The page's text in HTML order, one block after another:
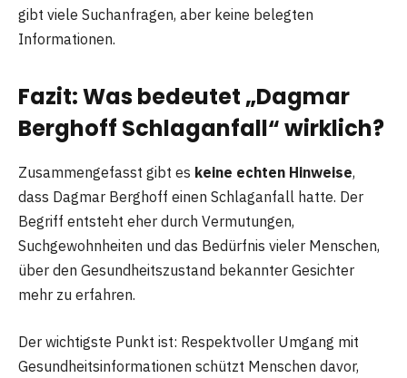
gibt viele Suchanfragen, aber keine belegten
Informationen.
Fazit: Was bedeutet „Dagmar
Berghoff Schlaganfall“ wirklich?
Zusammengefasst gibt es keine echten Hinweise,
dass Dagmar Berghoff einen Schlaganfall hatte. Der
Begriff entsteht eher durch Vermutungen,
Suchgewohnheiten und das Bedürfnis vieler Menschen,
über den Gesundheitszustand bekannter Gesichter
mehr zu erfahren.
Der wichtigste Punkt ist: Respektvoller Umgang mit
Gesundheitsinformationen schützt Menschen davor,